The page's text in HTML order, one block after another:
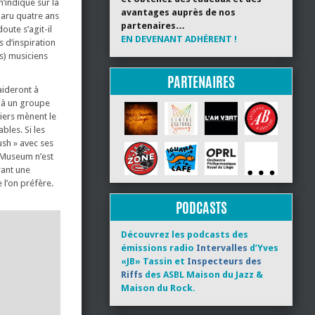
sur la
quatre ans
s’agit-il
d’inspiration
musiciens
à
un groupe
mènent le
Si les
» avec ses
n’est
une
l’on préfère.
avantages auprès de nos
partenaires…
EN DEVENANT ADHÉRENT !
PARTENAIRES
PODCASTS
Découvrez les podcasts des
émissions radio Intervalles d’Yves
«JB» Tassin et Inspecteurs des
Riffs des ASBL Maison du Jazz &
Maison du Rock.